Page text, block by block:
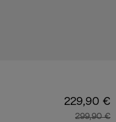
229,90 €
299,90 €